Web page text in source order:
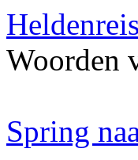
Heldenreis
Woorden
Spring